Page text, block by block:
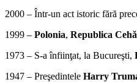
2000 – Într-un act istoric fără
1999 – Polonia, Republica Cehă
1973 – S-a înfiinţat, la Bucureşti,
1947 – Preşedintele Harry